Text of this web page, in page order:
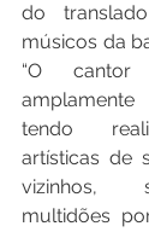
do
músicos da
“O
tendo
artísticas de
vizinhos,
multidões